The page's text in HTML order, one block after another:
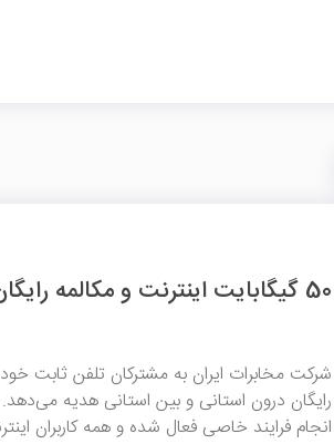
50 گیگابایت اینترنت و مکالمه رایگان تلفن ثابت مخابرات
رایگان درون استانی و بین استانی هدیه
انجام فرایند خاصی فعال شده و همه کاربران